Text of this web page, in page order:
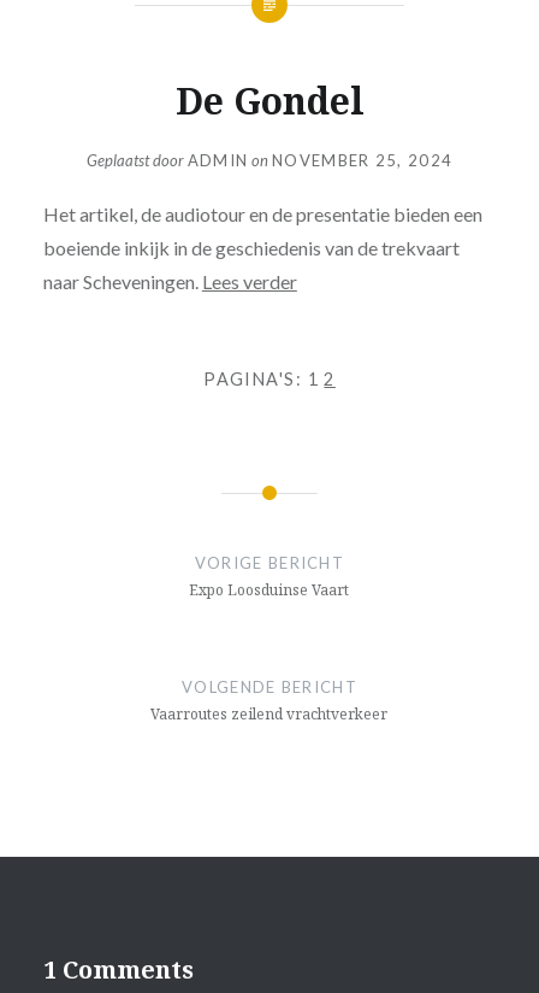
De Gondel
Geplaatst doorADMIN onNOVEMBER 25, 2024
Het artikel, de audiotour en de presentatie bieden een
boeiende inkijk in de geschiedenis van de trekvaart
naar Scheveningen. Lees verder
PAGINA'S: 1 2
VORIGE BERICHT
Expo Loosduinse Vaart
VOLGENDE BERICHT
Vaarroutes zeilend vrachtverkeer
1 Comments